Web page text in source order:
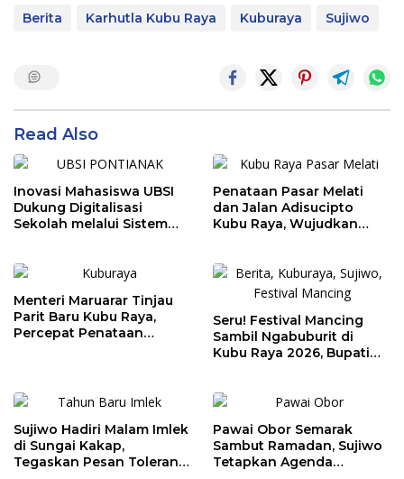
Berita Karhutla Kubu Raya Kuburaya Sujiwo
Read Also
Inovasi Mahasiswa UBSI
Dukung Digitalisasi
Sekolah melalui Sistem
Penataan Pasar Melati
dan Jalan Adisucipto
Kubu Raya, Wujudkan
Menteri Maruarar Tinjau
Parit Baru Kubu Raya,
Percepat Penataan
Seru! Festival Mancing
Sambil Ngabuburit di
Kubu Raya 2026, Bupati
Sujiwo Hadiri Malam Imlek
di Sungai Kakap,
Tegaskan Pesan Toleransi
Pawai Obor Semarak
Sambut Ramadan, Sujiwo
Tetapkan Agenda